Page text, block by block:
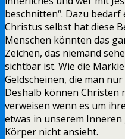
beschnitten“. Dazu bedarf
Christus selbst hat diese
Menschen könnten das
Zeichen, das niemand
sichtbar ist. Wie die
Geldscheinen, die man
Deshalb können Christen
verweisen wenn es um
etwas in unserem Inneren
Körper nicht ansieht.